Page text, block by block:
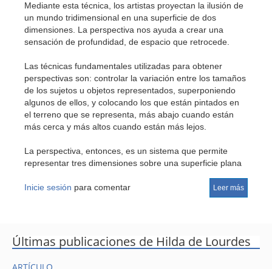
Mediante esta técnica, los artistas proyectan la ilusión de
un mundo tridimensional en una superficie de dos
dimensiones. La perspectiva nos ayuda a crear una
sensación de profundidad, de espacio que retrocede.
Las técnicas fundamentales utilizadas para obtener
perspectivas son: controlar la variación entre los tamaños
de los sujetos u objetos representados, superponiendo
algunos de ellos, y colocando los que están pintados en
el terreno que se representa, más abajo cuando están
más cerca y más altos cuando están más lejos.
La perspectiva, entonces, es un sistema que permite
representar tres dimensiones sobre una superficie plana
visible de la naturaleza que permite figurar el efecto
volumétrico de los objetos, colocados éstos, a su vez, en
Leer más
Inicie sesión para comentar
Últimas publicaciones de Hilda de Lourdes